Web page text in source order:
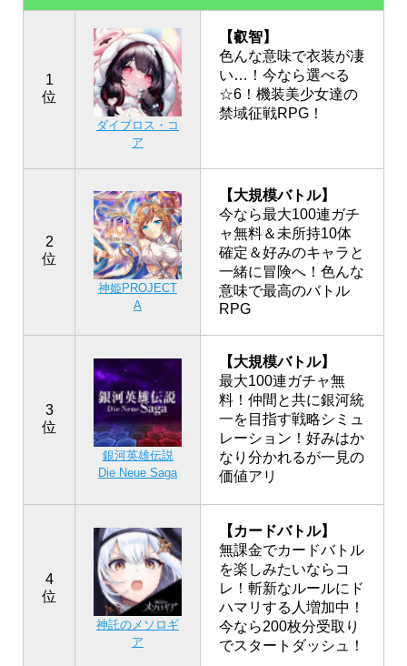
1
位
ダイブロス・コ
ア
【叡智】
色んな意味で衣装が凄
い…！今なら選べる
☆6！機装美少女達の
禁域征戦RPG！
2
位
神姫PROJECT
A
【大規模バトル】
今なら最大100連ガチ
ャ無料＆未所持10体
確定＆好みのキャラと
一緒に冒険へ！色んな
意味で最高のバトル
RPG
3
位
銀河英雄伝説
Die Neue Saga
【大規模バトル】
最大100連ガチャ無
料！仲間と共に銀河統
一を目指す戦略シミュ
レーション！好みはか
なり分かれるが一見の
価値アリ
4
位
神託のメソロギ
ア
【カードバトル】
無課金でカードバトル
を楽しみたいならコ
レ！斬新なルールにド
ハマリする人増加中！
今なら200枚分受取り
でスタートダッシュ！